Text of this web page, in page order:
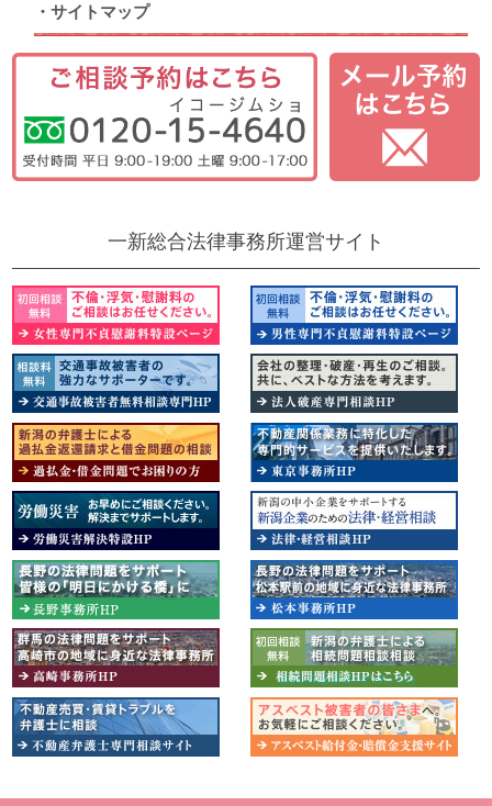
サイトマップ
一新総合法律事務所運営サイト